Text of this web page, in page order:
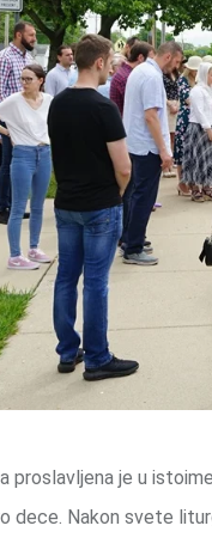
proslavljena je u
dece. Nakon svete